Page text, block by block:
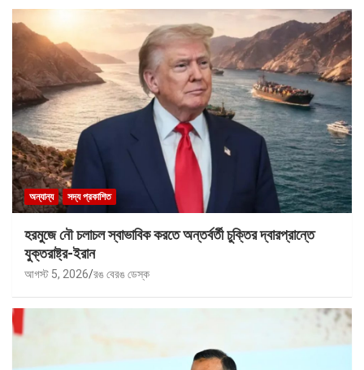
অন্যান্য সদ্য প্রকাশিত
হরমুজে নৌ চলাচল স্বাভাবিক করতে অন্তর্বর্তী চুক্তির দ্বারপ্রান্তে
যুক্তরাষ্ট্র-ইরান
আগস্ট 5, 2026 রঙ বেরঙ ডেস্ক